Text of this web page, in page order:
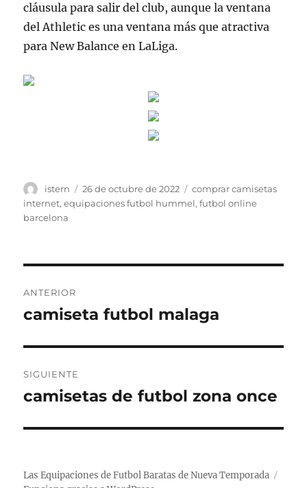
cláusula para salir del club, aunque la ventana
del Athletic es una ventana más que atractiva
para New Balance en LaLiga.
Autor
istern
Publicado
el
26 de octubre de 2022 Etiquetas
comprar camisetas
internet,equipaciones futbol hummel,futbol online
barcelona
de
ANTERIOR
Entrada
camiseta futbol malaga
SIGUIENTE
Entrada
camisetas de futbol zona once
Las Equipaciones de Futbol Baratas de Nueva Temporada